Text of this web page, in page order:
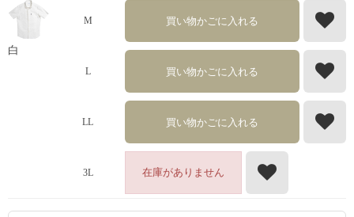
白
M 買い物かごに入れる
L 買い物かごに入れる
LL 買い物かごに入れる
3L 在庫がありません